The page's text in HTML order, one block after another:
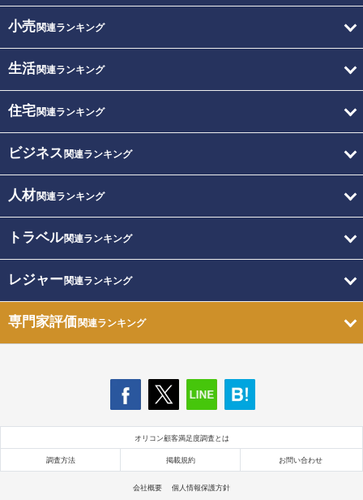
小売関連ランキング
生活関連ランキング
住宅関連ランキング
ビジネス 関連ランキング
人材関連ランキング
トラベル関連ランキング
レジャー関連ランキング
専門家評価関連ランキング
オリコン顧客満足度調査とは
調査方法 掲載規約 お問い合わせ
会社概要 個人情報保護方針